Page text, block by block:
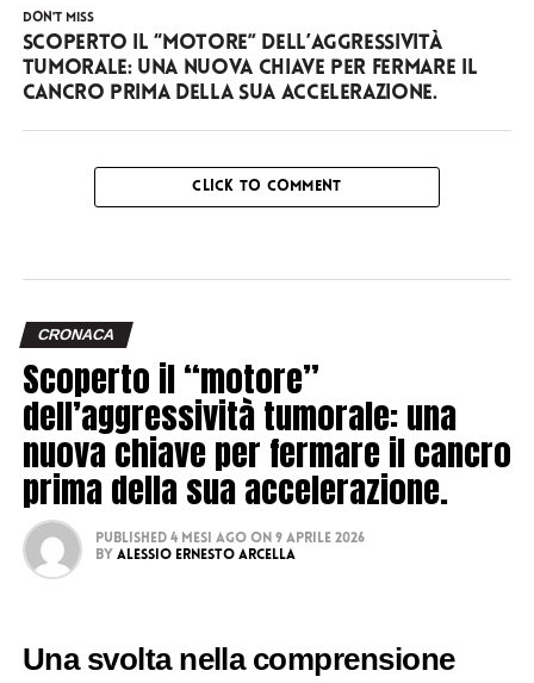
DON'T MISS
Scoperto il “motore” dell’aggressività
tumorale: una nuova chiave per fermare il
cancro prima della sua accelerazione.
CLICK TO COMMENT
CRONACA
Scoperto il “motore”
dell’aggressività tumorale: una
nuova chiave per fermare il cancro
prima della sua accelerazione.
Published 4 mesi ago on 9 Aprile 2026
By Alessio Ernesto Arcella
Una svolta nella comprensione